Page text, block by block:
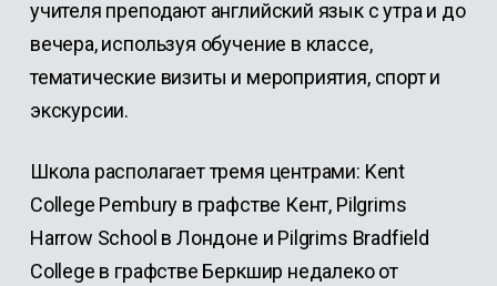
учителя преподают английский язык с утра и до
вечера, используя обучение в классе,
тематические визиты и мероприятия, спорт и
экскурсии.
Школа располагает тремя центрами: Kent
College Pembury в графстве Кент, Pilgrims
Harrow School в Лондоне и Pilgrims Bradfield
College в графстве Беркшир недалеко от